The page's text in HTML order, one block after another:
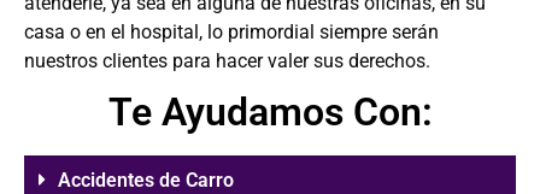
casa o en el hospital, lo primordial siempre serán
nuestros clientes para hacer valer sus derechos.
Te Ayudamos Con:
Accidentes de Carro